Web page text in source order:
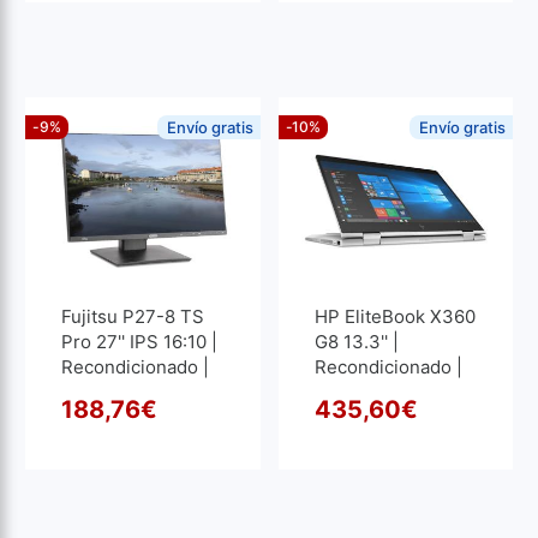
Fujitsu P27-8 TS
Pro 27'' IPS 16:10 |
Recondicionado |
O preço original era:
188,76€
O preço atual é: 188,76€.
-9% Envío gratis
HP EliteBook X360
G8 13.3'' |
Recondicionado |
16 GB RAM | 256
435,60€
-10% Envío gratis